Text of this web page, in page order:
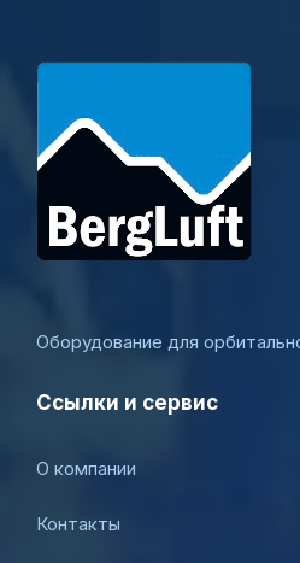
Оборудование для
Ссылки и сервис
О компании
Контакты